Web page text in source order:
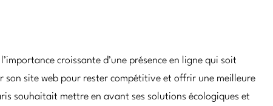
croissante d’une présence en ligne qui soit
site web pour rester compétitive et offrir une meilleure
souhaitait mettre en avant ses solutions écologiques et